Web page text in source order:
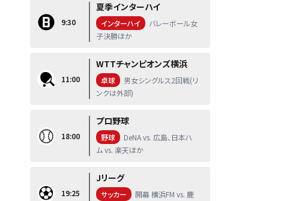
9:30
夏季インターハイ
インターハイ
バレーボール女
子決勝ほか
11:00
WTTチャンピオンズ横浜
卓球
男女シングルス2回戦(リ
ンクは外部)
18:00
プロ野球
野球
DeNA vs. 広島、日本ハ
ム vs. 楽天ほか
19:25
Jリーグ
サッカー
開幕 横浜FM vs. 鹿